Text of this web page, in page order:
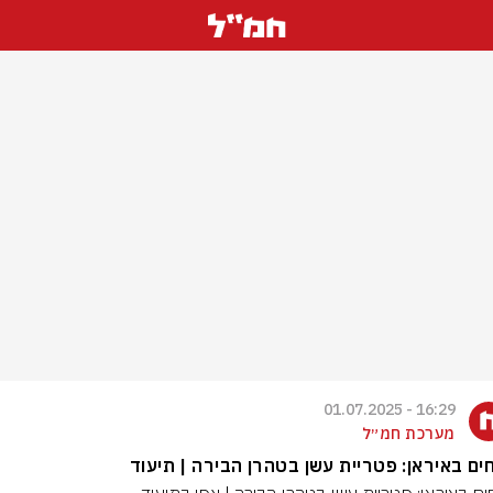
16:29 - 01.07.2025
מערכת חמ״ל
באיראן: פטריית עשן בטהרן הבירה | תיעוד